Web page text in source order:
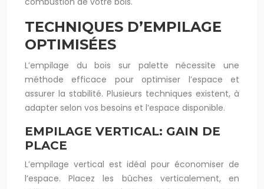
TECHNIQUES D’EMPILAGE
OPTIMISÉES
L’empilage du bois sur palette nécessite une
méthode efficace pour optimiser l’espace et
assurer la stabilité. Plusieurs techniques existent, à
adapter selon vos besoins et l’espace disponible.
EMPILAGE VERTICAL: GAIN DE
PLACE
L’empilage vertical est idéal pour économiser de
l’espace. Placez les bûches verticalement, en